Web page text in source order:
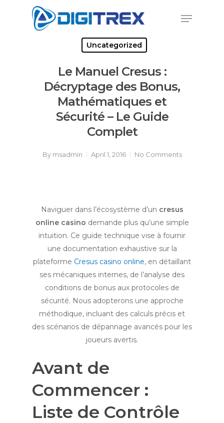
Menu
Uncategorized
Le Manuel Cresus :
Décryptage des Bonus,
Mathématiques et
Sécurité – Le Guide
Complet
By msadmin April 1, 2016 No Comments
Naviguer dans l’écosystème d’un cresus
online casino demande plus qu’une simple
intuition. Ce guide technique vise à fournir
une documentation exhaustive sur la
plateforme Cresus casino online, en détaillant
ses mécaniques internes, de l’analyse des
conditions de bonus aux protocoles de
sécurité. Nous adopterons une approche
méthodique, incluant des calculs précis et
des scénarios de dépannage avancés pour les
joueurs avertis.
Avant de
Commencer :
Liste de Contrôle